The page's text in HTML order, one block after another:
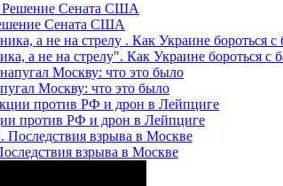
Сената США
а не на стрелу". Как Украине бороться с
Москву: что это было
против РФ и дрон в Лейпциге
взрыва в Москве